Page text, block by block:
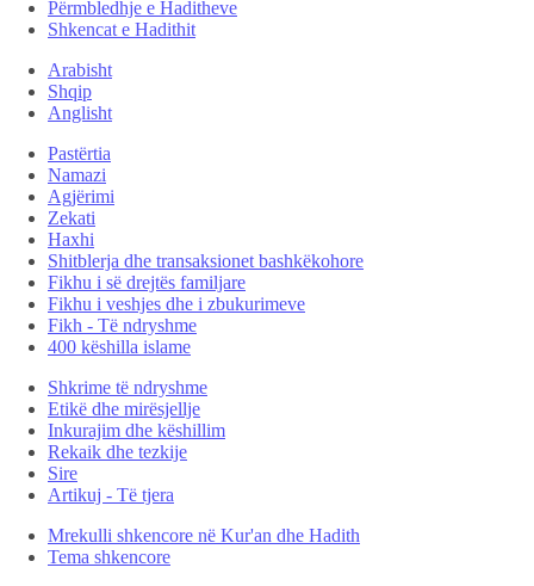
Përmbledhje e Haditheve
Shkencat e Hadithit
Arabisht
Shqip
Anglisht
Pastërtia
Namazi
Agjërimi
Zekati
Haxhi
Shitblerja dhe transaksionet bashkëkohore
Fikhu i së drejtës familjare
Fikhu i veshjes dhe i zbukurimeve
Fikh - Të ndryshme
400 këshilla islame
Shkrime të ndryshme
Etikë dhe mirësjellje
Inkurajim dhe këshillim
Rekaik dhe tezkije
Sire
Artikuj - Të tjera
Mrekulli shkencore në Kur'an dhe Hadith
Tema shkencore